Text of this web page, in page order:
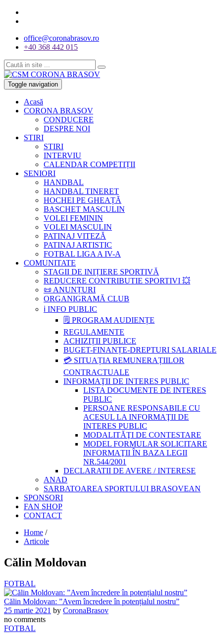
office@coronabrasov.ro
+40 368 442 015
Toggle navigation
Acasă
CORONA BRAŞOV
CONDUCERE
DESPRE NOI
STIRI
STIRI
INTERVIU
CALENDAR COMPETIȚII
SENIORI
HANDBAL
HANDBAL TINERET
HOCHEI PE GHEAȚĂ
BASCHET MASCULIN
VOLEI FEMININ
VOLEI MASCULIN
PATINAJ VITEZĂ
PATINAJ ARTISTIC
FOTBAL LIGA A IV-A
COMUNITATE
STAGII DE INIȚIERE SPORTIVĂ
REDUCERE CONTRIBUTIE SPORTIVI 💥
📜 ANUNȚURI
ORGANIGRAMĂ CLUB
ℹ️ INFO PUBLIC
🗒 PROGRAM AUDIENȚE
REGULAMENTE
ACHIZIȚII PUBLICE
BUGET-FINANȚE-DREPTURI SALARIALE
💳 SITUAȚIA REMUNERAȚIILOR
CONTRACTUALE
INFORMAŢII DE INTERES PUBLIC
LISTA DOCUMENTE DE INTERES
PUBLIC
PERSOANE RESPONSABILE CU
ACESUL LA INFORMAŢII DE
INTERES PUBLIC
MODALITĂŢI DE CONTESTARE
MODEL FORMULAR SOLICITARE
INFORMAŢII ÎN BAZA LEGII
NR.544/2001
DECLARATII DE AVERE / INTERESE
ANAD
SARBATOAREA SPORTULUI BRASOVEAN
SPONSORI
FAN SHOP
CONTACT
Home /
Articole
Călin Moldovan
FOTBAL
Călin Moldovan: ”Avem încredere în potențialul nostru”
25 martie 2021 by CoronaBrasov
no comments
FOTBAL